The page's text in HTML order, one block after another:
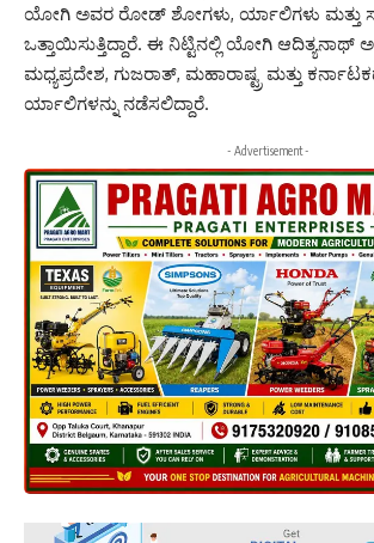
ಯೋಗಿ ಅವರ ರೋಡ್ ಶೋಗಳು, ರ್ಯಾಲಿಗಳು ಮತ್ತು
ಒತ್ತಾಯಿಸುತ್ತಿದ್ದಾರೆ. ಈ ನಿಟ್ಟಿನಲ್ಲಿ ಯೋಗಿ ಆದಿತ್ಯನಾಥ್
ಮಧ್ಯಪ್ರದೇಶ, ಗುಜರಾತ್, ಮಹಾರಾಷ್ಟ್ರ ಮತ್ತು
ರ್ಯಾಲಿಗಳನ್ನು ನಡೆಸಲಿದ್ದಾರೆ.
- Advertisement -